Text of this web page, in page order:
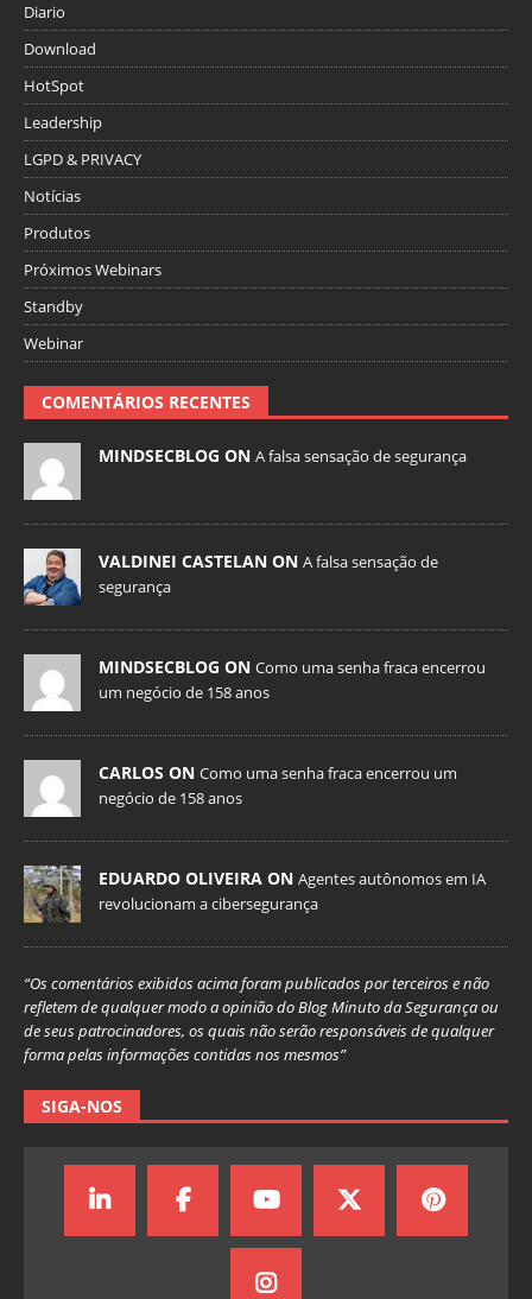
Diario
Download
HotSpot
Leadership
LGPD & PRIVACY
Notícias
Produtos
Próximos Webinars
Standby
Webinar
COMENTÁRIOS RECENTES
MINDSECBLOG ON A falsa sensação de segurança
VALDINEI CASTELAN ON A falsa sensação de
segurança
MINDSECBLOG ON Como uma senha fraca encerrou
um negócio de 158 anos
CARLOS ON Como uma senha fraca encerrou um
negócio de 158 anos
EDUARDO OLIVEIRA ON Agentes autônomos em IA
revolucionam a cibersegurança
“Os comentários exibidos acima foram publicados por terceiros e não
refletem de qualquer modo a opinião do Blog Minuto da Segurança ou
de seus patrocinadores, os quais não serão responsáveis de qualquer
forma pelas informações contidas nos mesmos”
SIGA-NOS